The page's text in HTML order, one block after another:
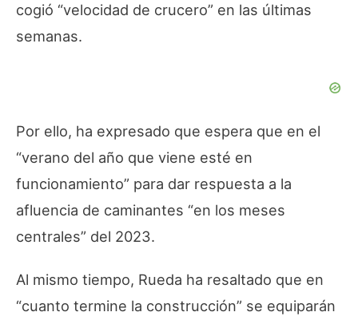
cogió “velocidad de crucero” en las últimas
semanas.
Por ello, ha expresado que espera que en el
“verano del año que viene esté en
funcionamiento” para dar respuesta a la
afluencia de caminantes “en los meses
centrales” del 2023.
Al mismo tiempo, Rueda ha resaltado que en
“cuanto termine la construcción” se equiparán